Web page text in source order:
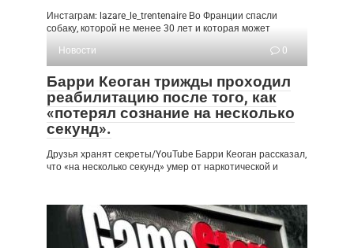
Инстаграм: lazare_le_trentenaire Во Франции спасли
собаку, которой не менее 30 лет и которая может
Новости
0
Барри Кеоган трижды проходил
реабилитацию после того, как
«потерял сознание на несколько
секунд».
Друзья хранят секреты/YouTube Барри Кеоган рассказал,
что «на несколько секунд» умер от наркотической и